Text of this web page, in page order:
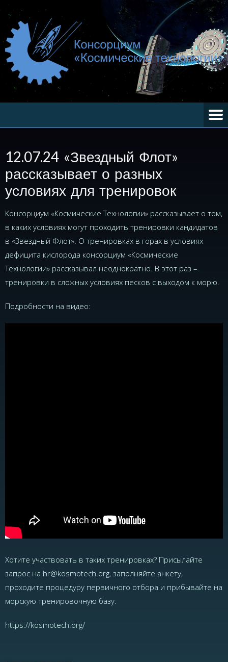
12.07.24 «Звездный Флот»
рассказывает о разных
условиях для тренировок
Консорциум «Космические Технологии» рассказывает о том,
в каких условиях могут проходить тренировки кандидатов
в «Звездный Флот». О тренировках в горах в условиях
дефицита кислорода консорциум «Космические
Технологии» рассказывал неоднократно. В этот раз –
тренировки в сложных условиях песков с выходом к морю.
Подробности на видео:
Хотите участвовать в таких тренировках? Присылайте
запрос на hr@kosmotech.org, заполняйте анкету,
проходите процедуру первичного отбора и прибывайте на
морскую тренировочную базу.
https://kosmotech.org/